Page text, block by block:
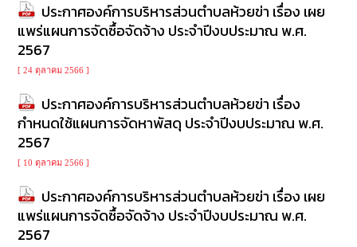
ประกาศองค์การบริหารส่วนตำบลห้วยข่า เรื่อง เผย
แพร่แผนการจัดซื้อจัดจ้าง ประจำปีงบประมาณ พ.ศ.
2567
[ 24 ตุลาคม 2566 ]
ประกาศองค์การบริหารส่วนตำบลห้วยข่า เรื่อง
กำหนดใช้แผนการจัดหาพัสดุ ประจำปีงบประมาณ พ.ศ.
2567
[ 10 ตุลาคม 2566 ]
ประกาศองค์การบริหารส่วนตำบลห้วยข่า เรื่อง เผย
แพร่แผนการจัดซื้อจัดจ้าง ประจำปีงบประมาณ พ.ศ.
2567